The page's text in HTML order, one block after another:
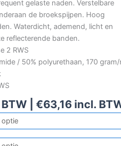
gelaste naden. Verstelbare
de broekspijpen. Hoog
Waterdicht, ademend, licht en
reflecterende banden.
2 RWS
/ 50% polyurethaan, 170 gram/
| €63,16 incl.